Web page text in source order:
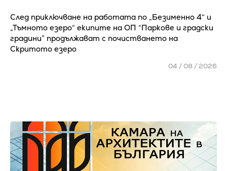
След приключване на работата по „Безименно 4“ и
„Тъмното езеро“ екипите на ОП “Паркове и градски
градини” продължават с почистването на
Скритото езеро
04 / 08 / 2026